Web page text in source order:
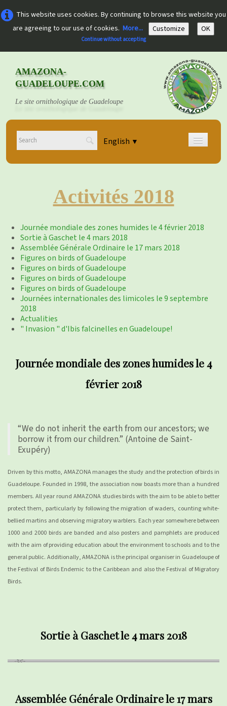
This website uses cookies. By continuing to browse this website you
are agreeing to our use of cookies. More... Customize OK
Continue without accepting
AMAZONA-
GUADELOUPE.COM
Le site ornithologique de Guadeloupe
English ▼
Home
Documents▼
photos▼
Nos activités▼
Adhérer/faire un don
Links and phones▼
Activités 2018
Journée mondiale des zones humides le 4 février 2018
Sortie à Gaschet le 4 mars 2018
Assemblée Générale Ordinaire le 17 mars 2018
Figures on birds of Guadeloupe
Figures on birds of Guadeloupe
Figures on birds of Guadeloupe
Figures on birds of Guadeloupe
Journées internationales des limicoles le 9 septembre
2018
Actualities
" Invasion " d'Ibis falcinelles en Guadeloupe!
Journée mondiale des zones humides le 4
février 2018
“We do not inherit the earth from our ancestors; we
borrow it from our children.” (Antoine de Saint-
Exupéry)
Driven by this motto, AMAZONA manages the study and the protection of birds in
Guadeloupe. Founded in 1998, the association now boasts more than a hundred
members. All year round AMAZONA studies birds with the aim to be able to better
protect them, particularly by following the migration of waders, counting white-
bellied martins and observing migratory warblers. Each year somewhere between
1000 and 2000 birds are banded and also posters and pamphlets are produced
with the aim of providing education about the environment to schools and to the
general public. Additionally, AMAZONA is the principal organiser in Guadeloupe of
the Festival of Birds Endemic to the Caribbean and also the Festival of Migratory
Birds.
Sortie à Gaschet le 4 mars 2018
Assemblée Générale Ordinaire le 17 mars